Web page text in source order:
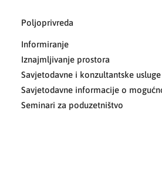
Poljoprivreda
Informiranje
Iznajmljivanje prostora
Savjetodavne i konzultantske usluge
Savjetodavne informacije o
Seminari za poduzetništvo